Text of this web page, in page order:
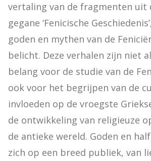
vertaling van de fragmenten uit
gegane ‘Fenicische
goden en mythen van de
belicht. Deze verhalen zijn niet
belang voor de studie van de
ook voor het begrijpen van de
invloeden op de vroegste
de ontwikkeling van religieuze
de antieke wereld. Goden en
zich op een breed publiek, van